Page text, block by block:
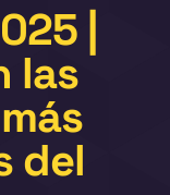
|
las
del